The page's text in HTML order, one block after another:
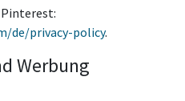
de/privacy-policy.
Werbung